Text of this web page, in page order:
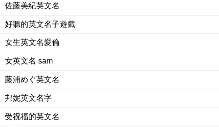
佐藤美紀英文名
好聽的英文名子遊戲
女生英文名愛倫
女英文名 sam
藤浦めぐ英文名
邦妮英文名字
受祝福的英文名